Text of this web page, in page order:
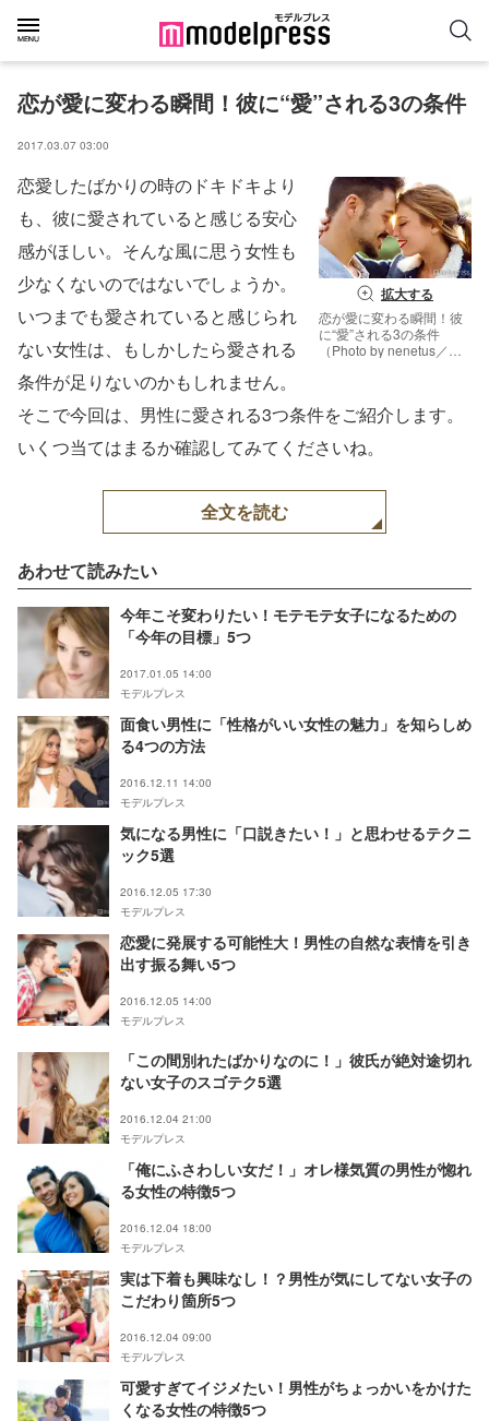
恋が愛に変わる瞬間！彼に“愛”される3の条件
2017.03.07 03:00
拡大する
恋が愛に変わる瞬間！彼
に“愛”される3の条件
（Photo by nenetus／
恋愛したばかりの時のドキドキより
も、彼に愛されていると感じる安心
感がほしい。そんな風に思う女性も
少なくないのではないでしょうか。
いつまでも愛されていると感じられ
ない女性は、もしかしたら愛される
条件が足りないのかもしれません。
そこで今回は、男性に愛される3つ条件をご紹介します。
いくつ当てはまるか確認してみてくださいね。
全文を読む
あわせて読みたい
今年こそ変わりたい！モテモテ女子になるための
「今年の目標」5つ
2017.01.05 14:00
モデルプレス
面食い男性に「性格がいい女性の魅力」を知らしめ
る4つの方法
2016.12.11 14:00
モデルプレス
気になる男性に「口説きたい！」と思わせるテクニ
ック5選
2016.12.05 17:30
モデルプレス
恋愛に発展する可能性大！男性の自然な表情を引き
出す振る舞い5つ
2016.12.05 14:00
モデルプレス
「この間別れたばかりなのに！」彼氏が絶対途切れ
ない女子のスゴテク5選
2016.12.04 21:00
モデルプレス
「俺にふさわしい女だ！」オレ様気質の男性が惚れ
る女性の特徴5つ
2016.12.04 18:00
モデルプレス
実は下着も興味なし！？男性が気にしてない女子の
こだわり箇所5つ
2016.12.04 09:00
モデルプレス
可愛すぎてイジメたい！男性がちょっかいをかけた
くなる女性の特徴5つ